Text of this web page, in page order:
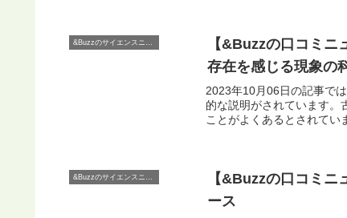
【&Buzzの口コミ
存在を感じる現象の
2023年10月06日の記事で
的な説明がされています。
ことがよくあるとされてい
&Buzzのサイエンスニュース
【&Buzzの口コミ
ース